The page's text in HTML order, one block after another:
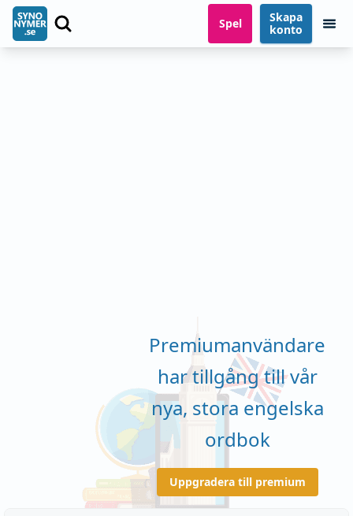
Spel
Skapa
konto
Premiumanvändare
har tillgång till vår
nya, stora engelska
ordbok
Uppgradera till premium